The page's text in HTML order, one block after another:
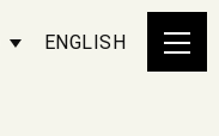
ENGLISH